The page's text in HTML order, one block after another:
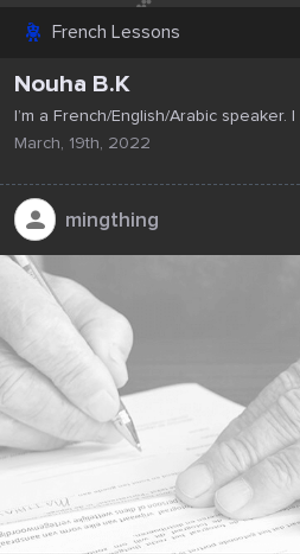
French Lessons
Nouha B.K
I’m a French/English/Arabic
March, 19th, 2022
mingthing